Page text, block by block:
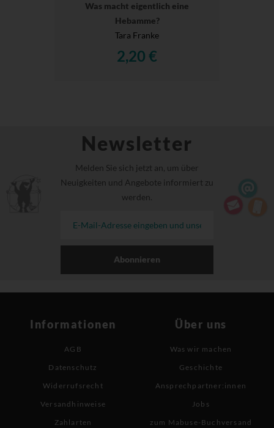
Was macht eigentlich eine
Hebamme?
Tara Franke
2,20 €
Newsletter
Melden Sie sich jetzt an, um über
Neuigkeiten und Angebote informiert zu
werden.
Abonnieren
Informationen
AGB
Datenschutz
Widerrufsrecht
Versandhinweise
Zahlarten
Über uns
Was wir machen
Geschichte
Ansprechpartner:innen
Jobs
zum Mabuse-Buchversand